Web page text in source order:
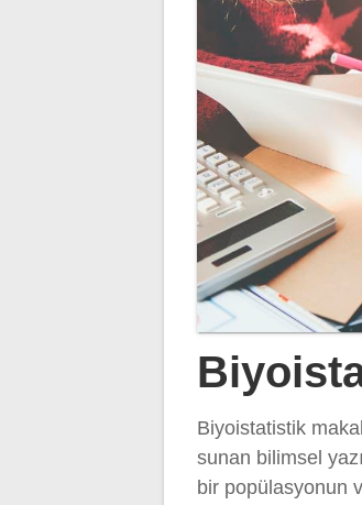
Biyoistatistik
sunan bilimsel
bir popülasyonun